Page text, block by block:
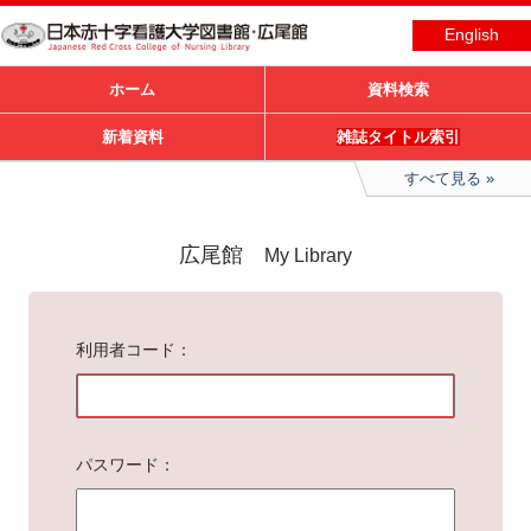
English
ホーム 資料検索
新着資料 雑誌タイトル索引
すべて見る
広尾館 My Library
利用者コード
パスワード